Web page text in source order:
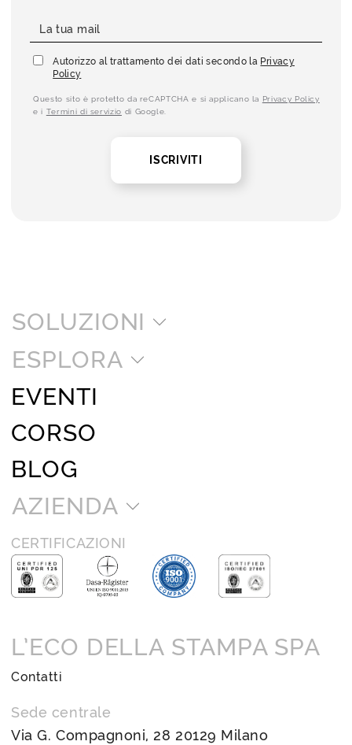
Autorizzo al trattamento dei dati secondo la Privacy
Policy
Questo sito è protetto da reCAPTCHA e si applicano la Privacy Policy
e i Termini di servizio di Google.
ISCRIVITI
SOLUZIONI
ESPLORA
EVENTI
CORSO
BLOG
AZIENDA
CERTIFICAZIONI
L’ECO DELLA STAMPA SPA
Contatti
Sede centrale
Via G. Compagnoni, 28 20129 Milano